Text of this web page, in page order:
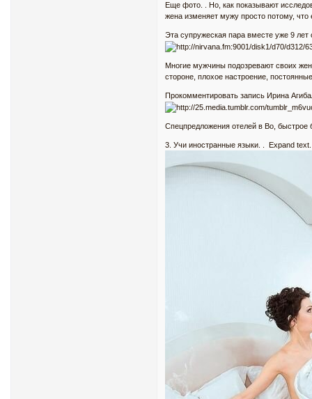
Еще фото. . Но, как показывают
жена изменяет мужу просто потому, что
Эта супружеская пара вместе уже 9
Многие мужчины подозревают своих
стороне, плохое настроение,
Прокомментировать запись Ирина
Спецпредложения oтелeй в Во, быстрое
3. Учи иностранные языки. . Expand